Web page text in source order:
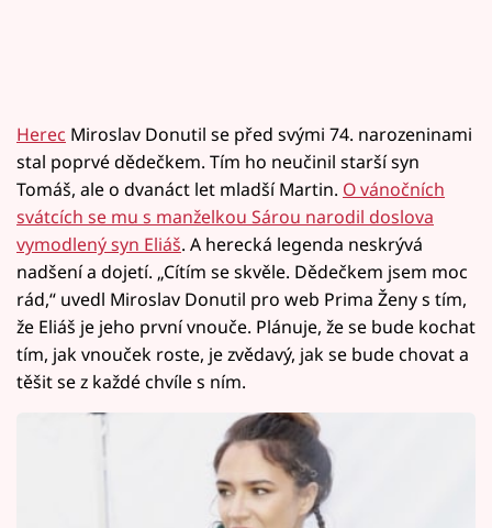
Herec Miroslav Donutil se před svými 74. narozeninami
stal poprvé dědečkem. Tím ho neučinil starší syn
Tomáš, ale o dvanáct let mladší Martin. O vánočních
svátcích se mu s manželkou Sárou narodil doslova
vymodlený syn Eliáš. A herecká legenda neskrývá
nadšení a dojetí. „Cítím se skvěle. Dědečkem jsem moc
rád,“ uvedl Miroslav Donutil pro web Prima Ženy s tím,
že Eliáš je jeho první vnouče. Plánuje, že se bude kochat
tím, jak vnouček roste, je zvědavý, jak se bude chovat a
těšit se z každé chvíle s ním.